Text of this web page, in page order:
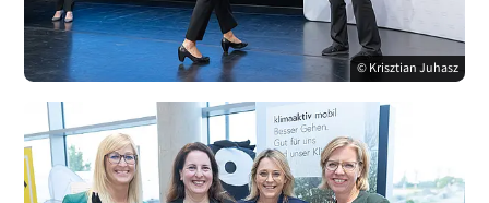
© Krisztian Juhasz